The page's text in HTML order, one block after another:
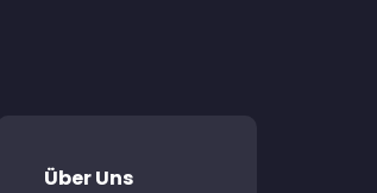
Über Uns